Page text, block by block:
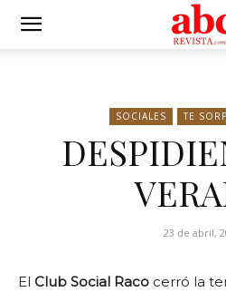
SOCIALES TE
23 de abril,
El Club Social Raco cerró la